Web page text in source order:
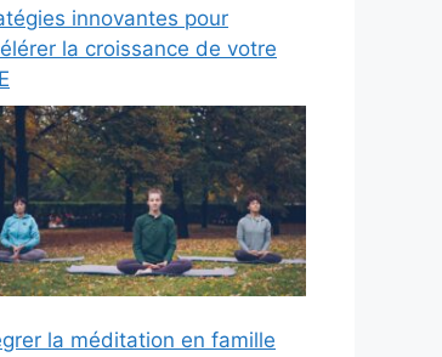
innovantes pour
la croissance de votre
la méditation en famille